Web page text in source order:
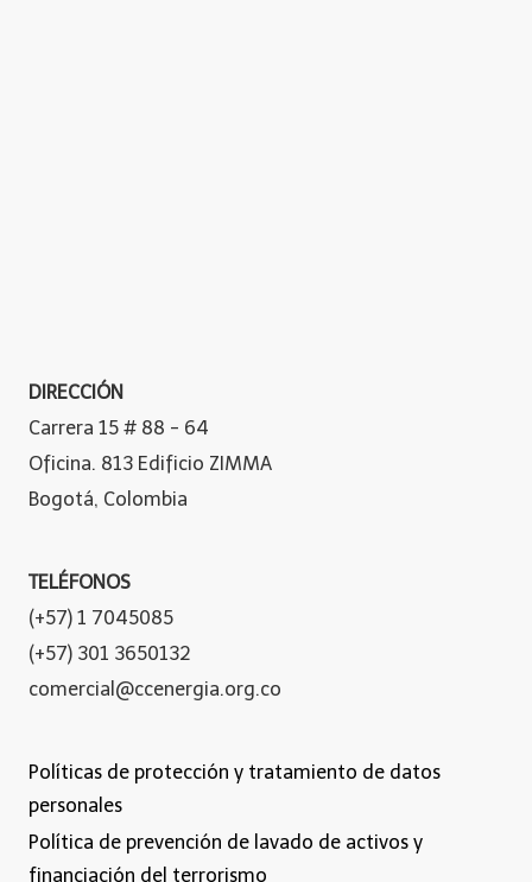
DIRECCIÓN
Carrera 15 # 88 - 64
Oficina. 813 Edificio ZIMMA
Bogotá, Colombia
TELÉFONOS
(+57) 1 7045085
(+57) 301 3650132
comercial@ccenergia.org.co
Políticas de protección y tratamiento de datos
personales
Política de prevención de lavado de activos y
financiación del terrorismo